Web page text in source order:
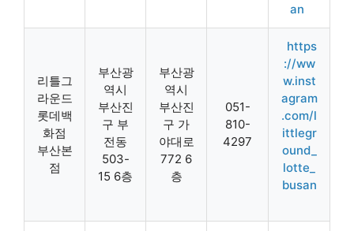
an
리틀그
라운드
롯데백
화점
부산본
점
부산광
역시
부산진
구 부
전동
503-
15 6층
부산광
역시
부산진
구 가
야대로
772 6
층
051-
810-
4297
https
://ww
w.inst
agram
.com/l
ittlegr
ound_
lotte_
busan